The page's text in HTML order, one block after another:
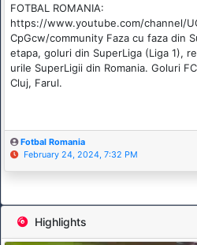
FOTBAL ROMANIA:
https://www.youtube.com/channel/
CpGcw/community Faza cu faza din
etapa, goluri din SuperLiga (Liga 1),
urile SuperLigii din Romania. Goluri
Cluj, Farul.
Fotbal Romania
February 24, 2024, 7:32 PM
Highlights